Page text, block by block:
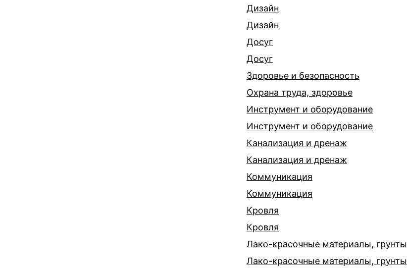
Дизайн
Дизайн
Досуг
Досуг
Здоровье и безопасность
Охрана труда, здоровье
Инструмент и оборудование
Инструмент и оборудование
Канализация и дренаж
Канализация и дренаж
Коммуникация
Коммуникация
Кровля
Кровля
Лако-красочные материалы, грунты
Лако-красочные материалы, грунты